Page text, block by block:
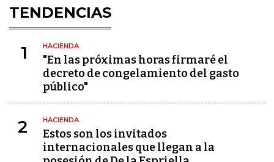
TENDENCIAS
1 HACIENDA
"En las próximas horas firmaré el
decreto de congelamiento del gasto
público"
2 HACIENDA
Estos son los invitados
internacionales que llegan a la